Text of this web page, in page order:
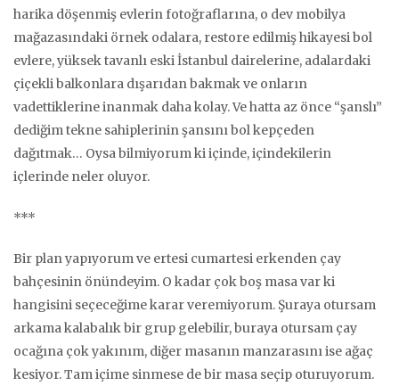
harika döşenmiş evlerin fotoğraflarına, o dev mobilya
mağazasındaki örnek odalara, restore edilmiş hikayesi bol
evlere, yüksek tavanlı eski İstanbul dairelerine, adalardaki
çiçekli balkonlara dışarıdan bakmak ve onların
vadettiklerine inanmak daha kolay. Ve hatta az önce “şanslı”
dediğim tekne sahiplerinin şansını bol kepçeden
dağıtmak… Oysa bilmiyorum ki içinde, içindekilerin
içlerinde neler oluyor.
***
Bir plan yapıyorum ve ertesi cumartesi erkenden çay
bahçesinin önündeyim. O kadar çok boş masa var ki
hangisini seçeceğime karar veremiyorum. Şuraya otursam
arkama kalabalık bir grup gelebilir, buraya otursam çay
ocağına çok yakınım, diğer masanın manzarasını ise ağaç
kesiyor. Tam içime sinmese de bir masa seçip oturuyorum.